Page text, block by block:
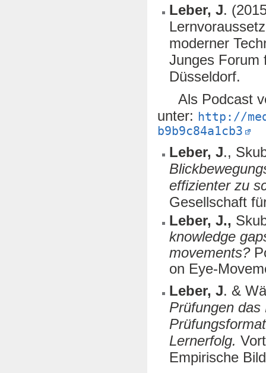
Leber, J.
moderner
Junges Forum
Düsseldorf.
Als Podcast
unter: http://
b9b9c84a1cb3
Leber, J.,
effizienter zu
Gesellschaft
Leber, J.,
knowledge
movements?
on Eye-
Leber, J. &
Prüfungen das
Lernerfolg.
Empirische